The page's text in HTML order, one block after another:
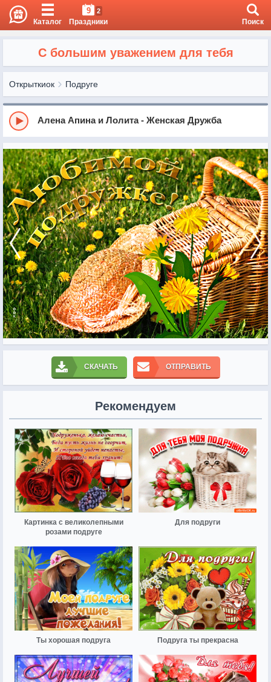
Каталог
9 2
Праздники Поиск
С большим уважением для тебя
Открыткиок Подруге
Алена Апина и Лолита - Женская Дружба
СКАЧАТЬ ОТПРАВИТЬ
Рекомендуем
Картинка с великолепными
розами подруге
Для подруги
Ты хорошая подруга Подруга ты прекрасна